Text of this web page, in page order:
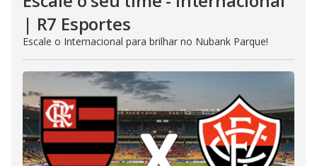
| R7 Esportes
Escale o Internacional para brilhar no Nubank Parque!